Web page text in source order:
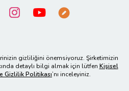
gizliliğini önemsiyoruz. Şirketimizin
detaylı bilgi almak için lütfen Kişisel
Gizlilik Politikası’nı inceleyiniz.